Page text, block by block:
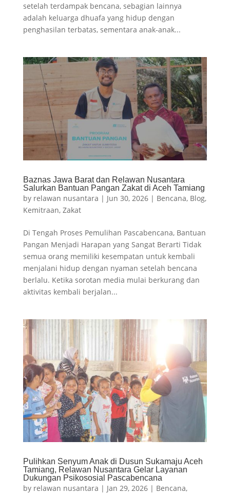
setelah terdampak bencana, sebagian lainnya
adalah keluarga dhuafa yang hidup dengan
penghasilan terbatas, sementara anak-anak...
Baznas Jawa Barat dan Relawan Nusantara
Salurkan Bantuan Pangan Zakat di Aceh Tamiang
by relawan nusantara | Jun 30, 2026| Bencana, Blog,
Kemitraan, Zakat
Di Tengah Proses Pemulihan Pascabencana, Bantuan
Pangan Menjadi Harapan yang Sangat Berarti Tidak
semua orang memiliki kesempatan untuk kembali
menjalani hidup dengan nyaman setelah bencana
berlalu. Ketika sorotan media mulai berkurang dan
aktivitas kembali berjalan...
Pulihkan Senyum Anak di Dusun Sukamaju Aceh
Tamiang, Relawan Nusantara Gelar Layanan
Dukungan Psikososial Pascabencana
by relawan nusantara | Jan 29, 2026| Bencana,